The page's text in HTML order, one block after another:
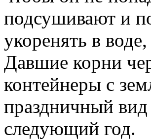
подсушивают и
укоренять в
Давшие корни
контейнеры с
праздничный
следующий год.